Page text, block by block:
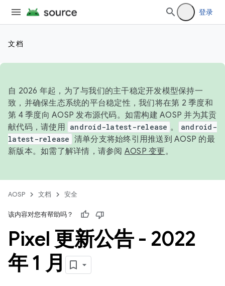
登录
文档
自 2026 年起，为了与我们的主干稳定开发模型保持一
致，并确保生态系统的平台稳定性，我们将在第 2 季度和
第 4 季度向 AOSP 发布源代码。如需构建 AOSP 并为其贡
献代码，请使用 android-latest-release 。
android-
latest-release 清单分支将始终引用推送到 AOSP 的最
新版本。如需了解详情，请参阅 AOSP 变更。
AOSP 文档 安全
该内容对您有帮助吗？
Pixel 更新公告 - 2022
年 1 月